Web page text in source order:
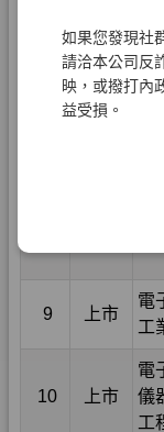
如果您發現社
請洽本公司反
映，或撥打內
益受損。